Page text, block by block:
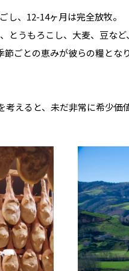
、12-14ヶ月は完全放牧。
うもろこし、大麦、豆な
ごとの恵みが彼らの糧と
えると、未だ非常に希少価